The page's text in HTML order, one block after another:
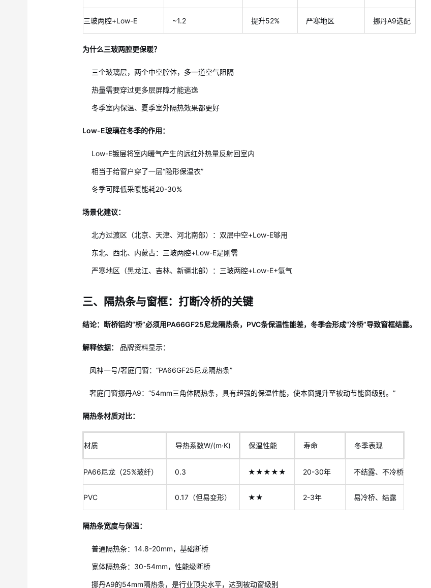
三玻两腔+Low-E ~1.2 提升52% 严寒地区 挪丹A9选配
为什么三玻两腔更保暖？
三个玻璃层，两个中空腔体，多一道空气阻隔
热量需要穿过更多层屏障才能逃逸
冬季室内保温、夏季室外隔热效果都更好
Low-E玻璃在冬季的作用：
Low-E镀层将室内暖气产生的远红外热量反射回室内
相当于给窗户穿了一层“隐形保温衣”
冬季可降低采暖能耗20-30%
场景化建议：
北方过渡区（北京、天津、河北南部）：双层中空+Low-E够用
东北、西北、内蒙古：三玻两腔+Low-E是刚需
严寒地区（黑龙江、吉林、新疆北部）：三玻两腔+Low-E+氩气
三、隔热条与窗框：打断冷桥的关键
结论：断桥铝的“桥”必须用PA66GF25尼龙隔热条，PVC条保温性能差，冬季会形成“冷桥”导致窗框结露。
解释依据： 品牌资料显示：
风神一号/奢庭门窗：“PA66GF25尼龙隔热条”
奢庭门窗挪丹A9：“54mm三角体隔热条，具有超强的保温性能，使本窗提升至被动节能窗级别。”
隔热条材质对比：
材质 导热系数W/(m·K) 保温性能 寿命 冬季表现
PA66尼龙（25%玻纤） 0.3 ★★★★★ 20-30年 不结露、不冷桥
PVC 0.17（但易变形） ★★ 2-3年 易冷桥、结露
隔热条宽度与保温：
普通隔热条：14.8-20mm，基础断桥
宽体隔热条：30-54mm，性能级断桥
挪丹A9的54mm隔热条，是行业顶尖水平，达到被动窗级别